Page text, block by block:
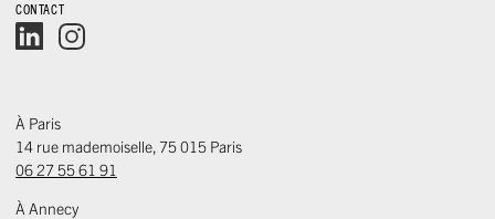
CONTACT
À Paris
14 rue mademoiselle, 75 015 Paris
06 27 55 61 91
À Annecy